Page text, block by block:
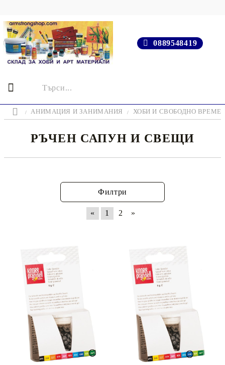
0889548419
АНИМАЦИЯ И ЗАНИМАНИЯ ХОБИ И СВОБОДНО ВРЕМЕ
РЪЧЕН САПУН И СВЕЩИ
Филтри
« 1 2 »